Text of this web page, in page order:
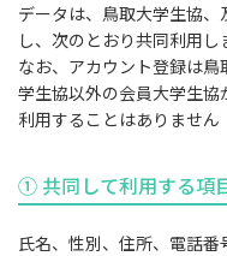
データは、鳥取大学生協
し、次のとおり共同利用し
なお、アカウント登録は
学生協以外の会員大学生協
利用することはありません
① 共同して利用する項
氏名、性別、住所、電話番